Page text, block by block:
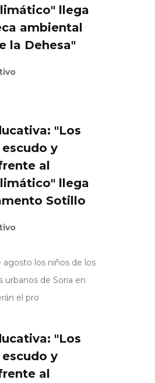
llega
ambiental
la Dehesa"
"Los
y
al
llega
Sotillo
agosto los niños de los
urbanos de Soria en
el pro
"Los
y
al